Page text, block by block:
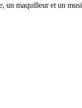
un maquilleur et un